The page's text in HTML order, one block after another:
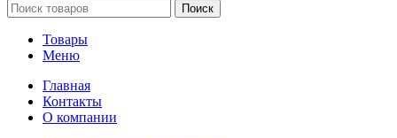
Поиск
Товары
Меню
Главная
Контакты
О компании